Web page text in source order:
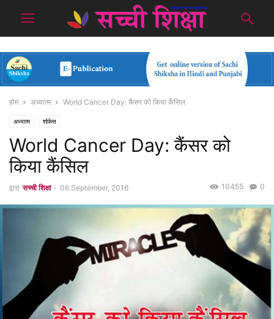
होम अध्यात्म World Cancer Day: कैंसर को किया कैंसिल
अध्यात्म शोकेस
World Cancer Day: कैंसर को
किया कैंसिल
द्वारा सच्ची शिक्षा - 06 September, 2016 0
10455